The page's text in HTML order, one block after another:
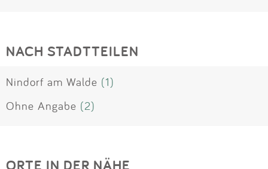
NACH STADTTEILEN
Nindorf am Walde (1)
Ohne Angabe (2)